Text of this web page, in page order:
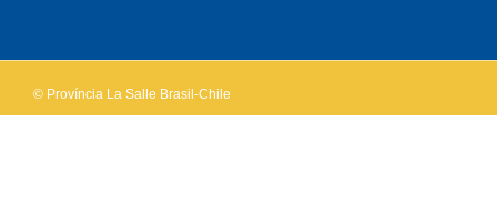
OK
© Província La Salle Brasil-Chile